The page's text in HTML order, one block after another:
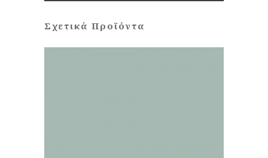
Σχετικά Προϊόντα